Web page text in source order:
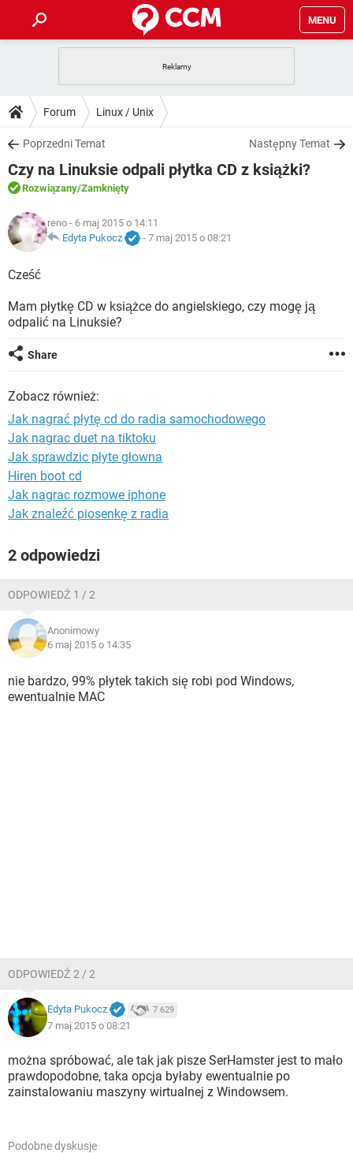
MENU
GRY
SPOTIFY
INSTAGRAM FACEBOOK
WINDOWS 10
PORADY
PlayStation
SPOTIFY
INSTAGRAM
WINDOWS 10
DO POBRANIA
ANDROID TIKTOK
GRY
IOS
INSTAGRAM
WINDOWS 10
FORUM
COVID-19
GRY WHATSAPP
WINDOWS 10
ARTYKUŁY
COVID-19
GRY
SPOTIFY NETFLIX
INSTAGRAM
WINDOWS 10
Forum Linux / Unix
Poprzedni Temat Następny Temat
Czy na Linuksie odpali płytka CD z książki?
Rozwiązany/Zamknięty
reno - 6 maj 2015 o 14:11
Edyta Pukocz
- 7 maj 2015 o 08:21
Cześć
Mam płytkę CD w książce do angielskiego, czy mogę ją
odpalić na Linuksie?
Share
Zobacz również:
Jak nagrać płytę cd do radia samochodowego
Jak nagrac duet na tiktoku
Jak sprawdzic płyte głowna
Hiren boot cd
Jak nagrac rozmowe iphone
Jak znaleźć piosenkę z radia
2 odpowiedzi
ODPOWIEDŹ 1 / 2
Anonimowy
6 maj 2015 o 14:35
nie bardzo, 99% płytek takich się robi pod Windows,
ewentualnie MAC
ODPOWIEDŹ 2 / 2
Edyta Pukocz 7 629
7 maj 2015 o 08:21
można spróbować, ale tak jak pisze SerHamster jest to mało
prawdopodobne, taka opcja byłaby ewentualnie po
zainstalowaniu maszyny wirtualnej z Windowsem.
Podobne dyskusje